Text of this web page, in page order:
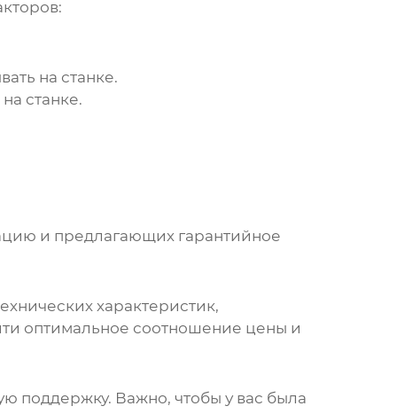
на станке.
станке.
и предлагающих гарантийное
характеристик,
оптимальное соотношение цены и
поддержку. Важно, чтобы у вас была